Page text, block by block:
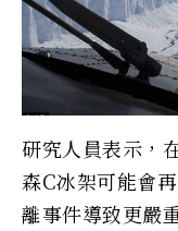
研究人員表示，
森C冰架可能會
離事件導致更嚴